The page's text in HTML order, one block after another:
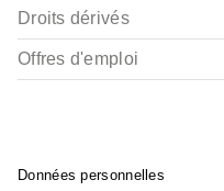
Droits dérivés
Offres d'emploi
Données personnelles